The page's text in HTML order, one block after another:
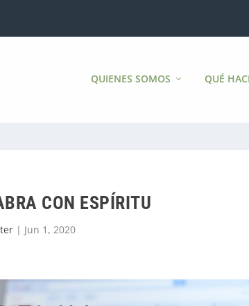
QUIENES SOMOS QUÉ
CON ESPÍRITU
| Jun 1, 2020